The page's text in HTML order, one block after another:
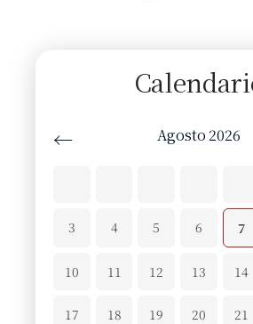
← Agosto 2026
3 4 5 6 7
10 11 12 13 14
17 18 19 20 21